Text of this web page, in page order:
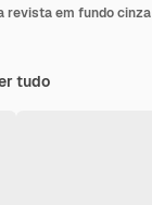
revista em fundo cinza
tudo